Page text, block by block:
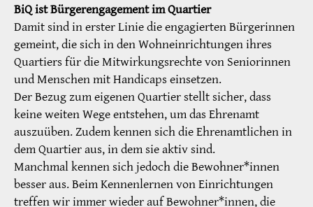
BiQ ist Bürgerengagement im Quartier
Damit sind in erster Linie die engagierten Bürgerinnen
gemeint, die sich in den Wohneinrichtungen ihres
Quartiers für die Mitwirkungsrechte von Seniorinnen
und Menschen mit Handicaps einsetzen.
Der Bezug zum eigenen Quartier stellt sicher, dass
keine weiten Wege entstehen, um das Ehrenamt
auszuüben. Zudem kennen sich die Ehrenamtlichen in
dem Quartier aus, in dem sie aktiv sind.
Manchmal kennen sich jedoch die Bewohner*innen
besser aus. Beim Kennenlernen von Einrichtungen
treffen wir immer wieder auf Bewohner*innen, die